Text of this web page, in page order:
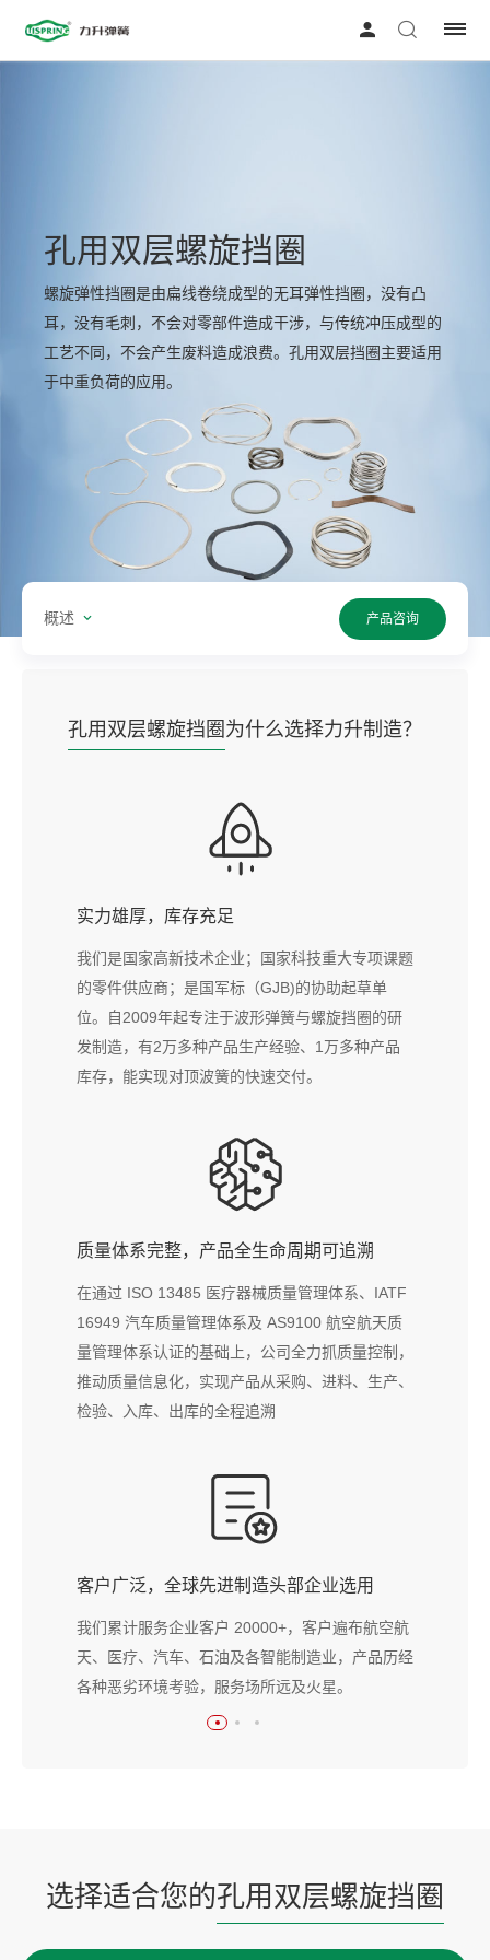
孔用双层螺旋挡圈
螺旋弹性挡圈是由扁线卷绕成型的无耳弹性挡圈，没有凸
耳，没有毛刺，不会对零部件造成干涉，与传统冲压成型的
工艺不同，不会产生废料造成浪费。孔用双层挡圈主要适用
于中重负荷的应用。
概述 产品咨询
孔用双层螺旋挡圈 为什么选择力升制造？
实力雄厚，库存充足
我们是国家高新技术企业；国家科技重大专项课题
的零件供应商；是国军标（GJB)的协助起草单
位。自2009年起专注于波形弹簧与螺旋挡圈的研
发制造，有2万多种产品生产经验、1万多种产品
库存，能实现对顶波簧的快速交付。
质量体系完整，产品全生命周期可追溯
在通过 ISO 13485 医疗器械质量管理体系、IATF
16949 汽车质量管理体系及 AS9100 航空航天质
量管理体系认证的基础上，公司全力抓质量控制，
推动质量信息化，实现产品从采购、进料、生产、
检验、入库、出库的全程追溯
客户广泛，全球先进制造头部企业选用
我们累计服务企业客户 20000+，客户遍布航空航
天、医疗、汽车、石油及各智能制造业，产品历经
各种恶劣环境考验，服务场所远及火星。
选择适合您的孔用双层螺旋挡圈